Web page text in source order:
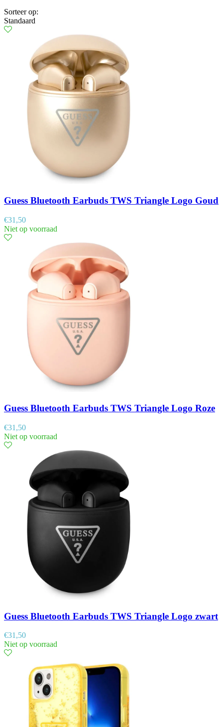
Sorteer op:
Standaard
Guess Bluetooth Earbuds TWS Triangle Logo Goud
€31,50
Niet op voorraad
Guess Bluetooth Earbuds TWS Triangle Logo Roze
€31,50
Niet op voorraad
Guess Bluetooth Earbuds TWS Triangle Logo zwart
€31,50
Niet op voorraad